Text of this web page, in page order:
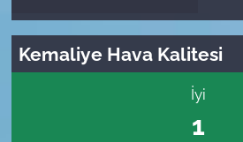
Kemaliye Hava Kalitesi
İyi
1